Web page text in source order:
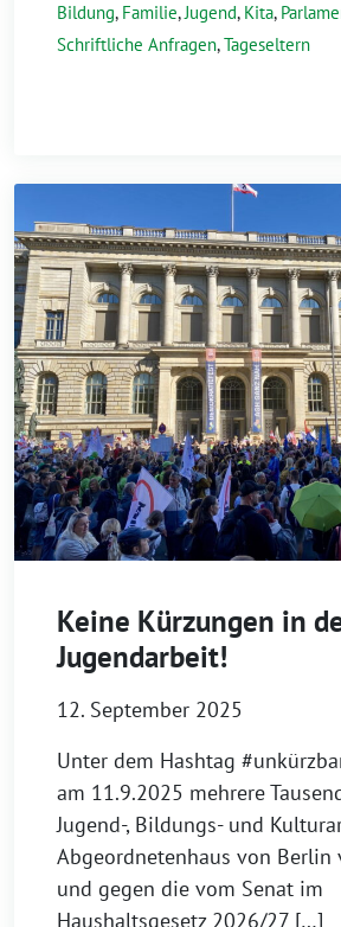
Bildung, Familie,Jugend, Kita,
Schriftliche Anfragen,Tageseltern
Keine Kürzungen in
Jugendarbeit!
12. September 2025
Unter dem Hashtag
am 11.9.2025 mehrere
Jugend-, Bildungs- und
Abgeordnetenhaus von Berlin
und gegen die vom Senat im
Haushaltsgesetz 2026/27 […]